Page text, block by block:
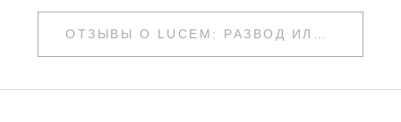
ЗАПИСЯМ
ОТЗЫВЫ О LUCEM: РАЗВОД ИЛИ НЕТ